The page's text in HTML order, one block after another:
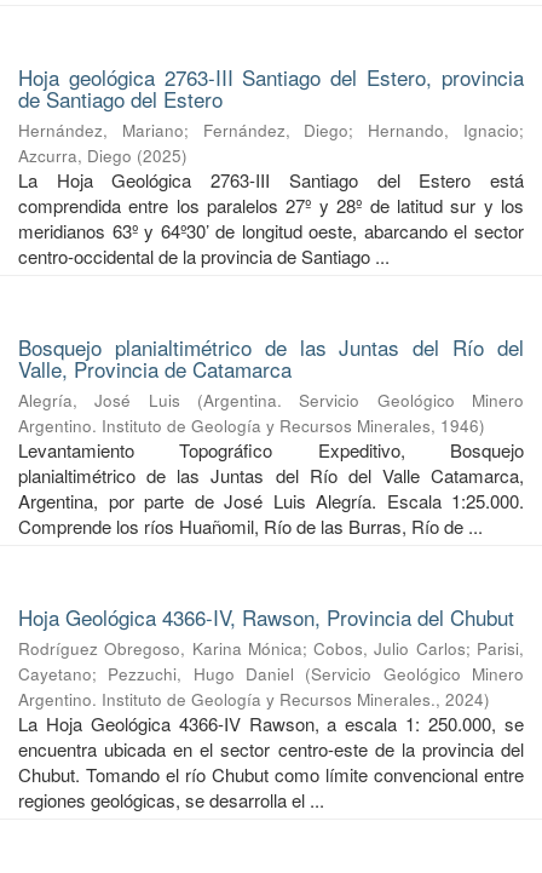
Hoja geológica 2763-III Santiago del Estero, provincia
de Santiago del Estero
Hernández, Mariano; Fernández, Diego; Hernando, Ignacio;
Azcurra, Diego (2025)
La Hoja Geológica 2763-III Santiago del Estero está
comprendida entre los paralelos 27º y 28º de latitud sur y los
meridianos 63º y 64º30’ de longitud oeste, abarcando el sector
centro-occidental de la provincia de Santiago ...
Bosquejo planialtimétrico de las Juntas del Río del
Valle, Provincia de Catamarca
Alegría, José Luis (Argentina. Servicio Geológico Minero
Argentino. Instituto de Geología y Recursos Minerales, 1946)
Levantamiento Topográfico Expeditivo, Bosquejo
planialtimétrico de las Juntas del Río del Valle Catamarca,
Argentina, por parte de José Luis Alegría. Escala 1:25.000.
Comprende los ríos Huañomil, Río de las Burras, Río de ...
Hoja Geológica 4366-IV, Rawson, Provincia del Chubut
Rodríguez Obregoso, Karina Mónica;Cobos, Julio Carlos; Parisi,
Cayetano; Pezzuchi, Hugo Daniel (Servicio Geológico Minero
Argentino. Instituto de Geología y Recursos Minerales., 2024)
La Hoja Geológica 4366-IV Rawson, a escala 1: 250.000, se
encuentra ubicada en el sector centro-este de la provincia del
Chubut. Tomando el río Chubut como límite convencional entre
regiones geológicas, se desarrolla el ...